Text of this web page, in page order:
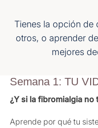
Tienes la opción de
otros, o aprender
mejores
Semana 1: TU
¿Y si la fibromialgia no
Aprende por qué tu